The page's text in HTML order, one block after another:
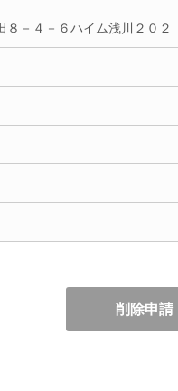
８－４－６ハイム浅川２０２
削除申請